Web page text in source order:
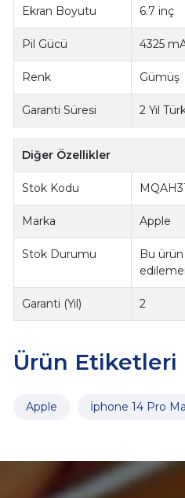
Ekran Boyutu 6.7 inç
Pil Gücü 4325
Renk Gümüş
Garanti Süresi 2 Yıl
Diğer Özellikler
Stok Kodu
Marka Apple
Stok Durumu
Bu
Garanti (Yıl) 2
Ürün Etiketleri
Apple İphone 14 Pro